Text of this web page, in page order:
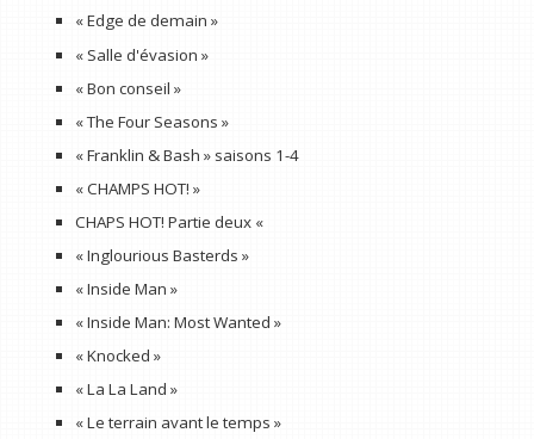
« Edge de demain »
« Salle d'évasion »
« Bon conseil »
« The Four Seasons »
« Franklin & Bash » saisons 1-4
« CHAMPS HOT! »
CHAPS HOT! Partie deux «
« Inglourious Basterds »
« Inside Man »
« Inside Man: Most Wanted »
« Knocked »
« La La Land »
« Le terrain avant le temps »